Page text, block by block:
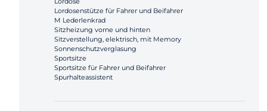
Lordosenstütze für Fahrer und Beifahrer
M Lederlenkrad
Sitzheizung vorne und hinten
Sitzverstellung, elektrisch, mit Memory
Sonnenschutzverglasung
Sportsitze
Sportsitze für Fahrer und Beifahrer
Spurhalteassistent